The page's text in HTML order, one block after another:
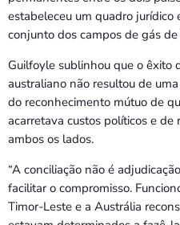
estabeleceu um quadro
conjunto dos campos de gás
Guilfoyle sublinhou que o êxito
australiano não resultou de
do reconhecimento mútuo de
acarretava custos políticos e de
ambos os lados.
“A conciliação não é
facilitar o compromisso.
Timor-Leste e a Austrália